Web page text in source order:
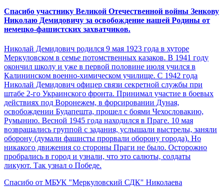
Спасибо участнику Великой Отечественной войны Зенкову
Николаю Демидовичу за освобождение нашей Родины от
немецко-фашистских захватчиков.
Николай Демидович родился 9 мая 1923 года в хуторе
Меркуловском в семье потомственных казаков. В 1941 году
окончил школу и уже в первой половине июля учился в
Калининском военно-химическом училище. С 1942 года
Николай Демидович офицер связи секретной службы при
штабе 2-го Украинского фронта. Принимал участие в боевых
действиях под Воронежем, в форсировании Дуная,
освобождении Будапешта, прошел с боями Чехословакию,
Румынию. Весной 1945 года находился в Праге. 10 мая
возвращались группой с задания, услышали выстрелы, заняли
оборону (думали фашисты прорвали оборону города). Но
никакого движения со стороны Праги не было. Осторожно
пробрались в город и узнали, что это салюты, солдаты
ликуют. Так узнал о Победе.
Спасибо от МБУК "Меркуловский СДК" Николаева